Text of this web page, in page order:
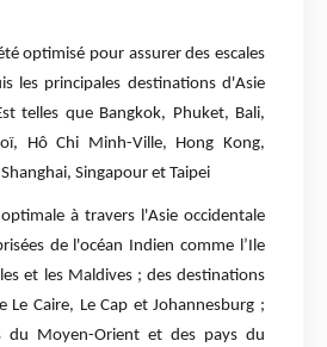
optimisé pour assurer des escales
les principales destinations d'Asie
telles que Bangkok, Phuket, Bali,
Hô Chi Minh-Ville, Hong Kong,
Singapour et Taipei
à travers l'Asie occidentale
de l'océan Indien comme l’Ile
et les Maldives ; des destinations
Le Caire, Le Cap et Johannesburg ;
du Moyen-Orient et des pays du